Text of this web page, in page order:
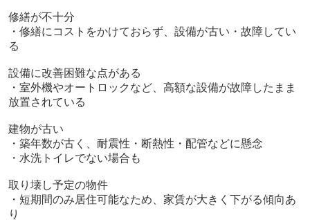
修繕が不十分
・修繕にコストをかけておらず、設備が古い・故障してい
る
設備に改善困難な点がある
・室外機やオートロックなど、高額な設備が故障したまま
放置されている
建物が古い
・築年数が古く、耐震性・断熱性・配管などに懸念
・水洗トイレでない場合も
取り壊し予定の物件
・短期間のみ居住可能なため、家賃が大きく下がる傾向あ
り